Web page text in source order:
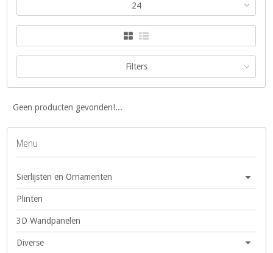
24
Filters
Geen producten gevonden!...
Menu
Sierlijsten en Ornamenten
Plinten
3D Wandpanelen
Diverse